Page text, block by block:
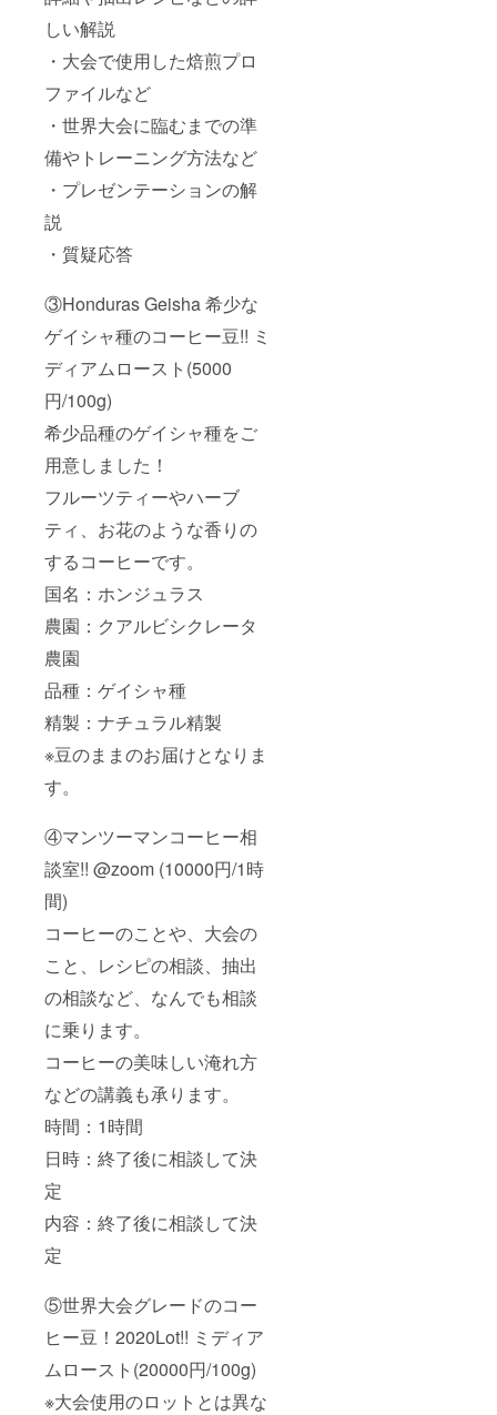
しい解説
・大会で使用した焙煎プロ
ファイルなど
・世界大会に臨むまでの準
備やトレーニング方法など
・プレゼンテーションの解
説
・質疑応答
③Honduras Geisha 希少な
ゲイシャ種のコーヒー豆!! ミ
ディアムロースト(5000
円/100g)
希少品種のゲイシャ種をご
用意しました！
フルーツティーやハーブ
ティ、お花のような香りの
するコーヒーです。
国名：ホンジュラス
農園：クアルビシクレータ
農園
品種：ゲイシャ種
精製：ナチュラル精製
※豆のままのお届けとなりま
す。
④マンツーマンコーヒー相
談室!! @zoom (10000円/1時
間)
コーヒーのことや、大会の
こと、レシピの相談、抽出
の相談など、なんでも相談
に乗ります。
コーヒーの美味しい淹れ方
などの講義も承ります。
時間：1時間
日時：終了後に相談して決
定
内容：終了後に相談して決
定
⑤世界大会グレードのコー
ヒー豆！2020Lot!! ミディア
ムロースト(20000円/100g)
※大会使用のロットとは異な